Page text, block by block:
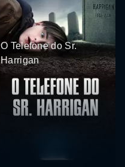
O Telefone do Sr.
Harrigan